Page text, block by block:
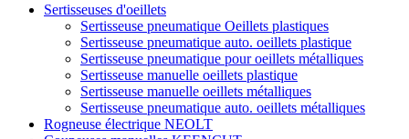
Sertisseuses d'oeillets
Sertisseuse pneumatique Oeillets plastiques
Sertisseuse pneumatique auto. oeillets plastique
Sertisseuse pneumatique pour oeillets métalliques
Sertisseuse manuelle oeillets plastique
Sertisseuse manuelle oeillets métalliques
Sertisseuse pneumatique auto. oeillets métalliques
Rogneuse électrique NEOLT